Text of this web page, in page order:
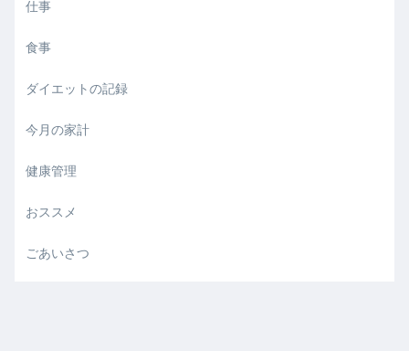
仕事
食事
ダイエットの記録
今月の家計
健康管理
おススメ
ごあいさつ